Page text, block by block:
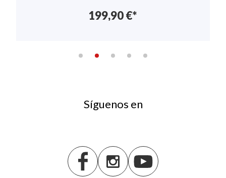
199,90 €*
Síguenos en